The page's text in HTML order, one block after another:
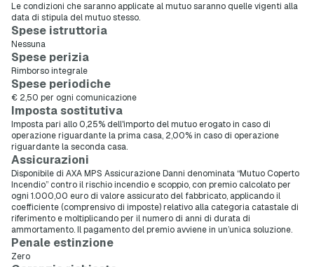
Le condizioni che saranno applicate al mutuo saranno quelle vigenti alla
data di stipula del mutuo stesso.
Spese istruttoria
Nessuna
Spese perizia
Rimborso integrale
Spese periodiche
€ 2,50 per ogni comunicazione
Imposta sostitutiva
Imposta pari allo 0,25% dell'importo del mutuo erogato in caso di
operazione riguardante la prima casa, 2,00% in caso di operazione
riguardante la seconda casa.
Assicurazioni
Disponibile di AXA MPS Assicurazione Danni denominata “Mutuo Coperto
Incendio” contro il rischio incendio e scoppio, con premio calcolato per
ogni 1.000,00 euro di valore assicurato del fabbricato, applicando il
coefficiente (comprensivo di imposte) relativo alla categoria catastale di
riferimento e moltiplicando per il numero di anni di durata di
ammortamento. Il pagamento del premio avviene in un’unica soluzione.
Penale estinzione
Zero